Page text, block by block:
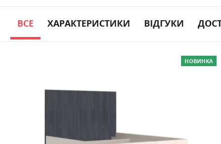
ВСЕ ХАРАКТЕРИСТИКИ ВІДГУКИ
НОВИНКА